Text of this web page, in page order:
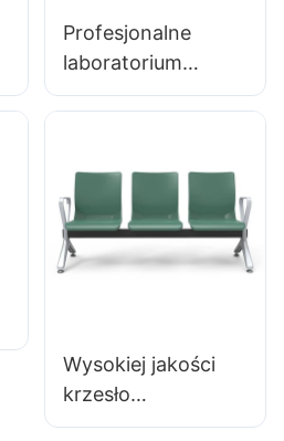
Profesjonalne
laboratorium
ergonomiczne
360 ​​° stabilna
stabilna 5-
gwiazdkowa baza
naukowo
Wysokiej jakości
krzesło
poczekalniowe z